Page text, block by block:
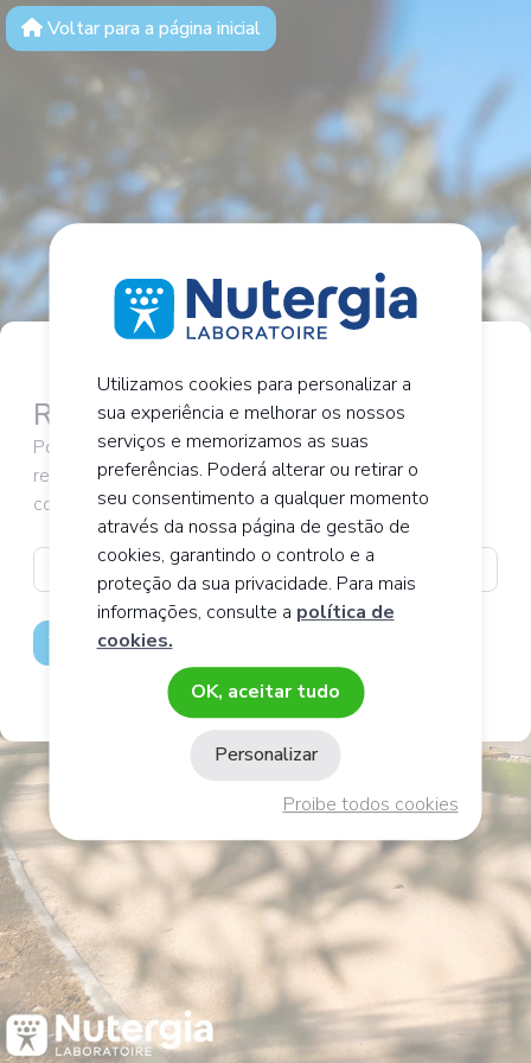
Voltar para a página inicial
Redefinir Palavra-passe
Por favor introduza o seu endereço electrónico para
receber o seu link de reinicialização na sua caixa de
correio.
Validar
Utilizamos cookies para personalizar a
sua experiência e melhorar os nossos
serviços e memorizamos as suas
preferências. Poderá alterar ou retirar o
seu consentimento a qualquer momento
através da nossa página de gestão de
cookies, garantindo o controlo e a
proteção da sua privacidade. Para mais
informações, consulte a política de
cookies.
OK, aceitar tudo
Proibe todos cookies
Personalizar